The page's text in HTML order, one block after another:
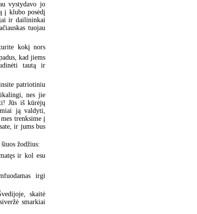
vystydavo jo
į klubo posėdį
ir dailininkai
tuojau
kokį nors
kad jiems
tautą ir
patriotiniu
nes jie
Jūs iš kūrėjų
ją valdyti,
trenksime į
ir jums bus
žodžius:
ir kol esu
irgi
skaitė
smarkiai